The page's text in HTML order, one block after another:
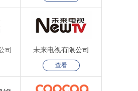
司 未来电视有限公司
查看